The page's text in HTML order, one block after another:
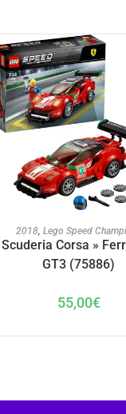
AJOUTER AU
2018, Lego Speed
Scuderia Corsa »
GT3 (75886)
55,00€